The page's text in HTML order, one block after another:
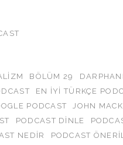
BÖLÜM 29
EN IYI TÜRKÇE
PODCAST
JOHN
PODCAST DINLE
NEDIR
PODCAST